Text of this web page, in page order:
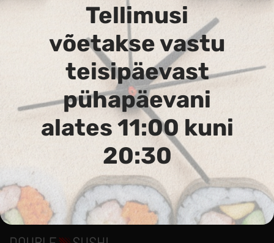
231. Arizona Maki
Lõhe, hiidkrevett tempura, kreemjuust, avokaado
Tellimusi
võetakse vastu
teisipäevast
pühapäevani
alates 11:00 kuni
20:30